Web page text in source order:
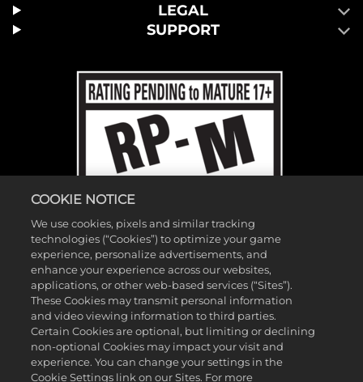
LEGAL
SUPPORT
©2026 Gearbox Software。2K Games發行。Gearbox開發。Gearbox、
Borderlands和相關標誌皆為Gearbox Software, LLC.的商標。2K及2K標誌
為Take-Two Interactive Software, Inc.的商標。所有其他標誌及商標皆為其
COOKIE NOTICE
We use cookies, pixels and similar tracking
technologies (“Cookies”) to optimize your game
experience, personalize advertisements, and
enhance your experience across our websites,
applications, or other web-based services (“Sites”).
These Cookies may transmit personal information
and video viewing information to third parties.
Certain Cookies are optional, but limiting or declining
non-optional Cookies may impact your visit and
experience. You can change your settings in the
Cookie Settings link on our Sites. For more